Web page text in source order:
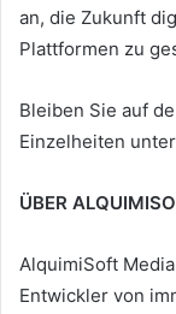
an, die Zukunft
Plattformen zu
Bleiben Sie auf
Einzelheiten unter
ÜBER
AlquimiSoft
Entwickler von